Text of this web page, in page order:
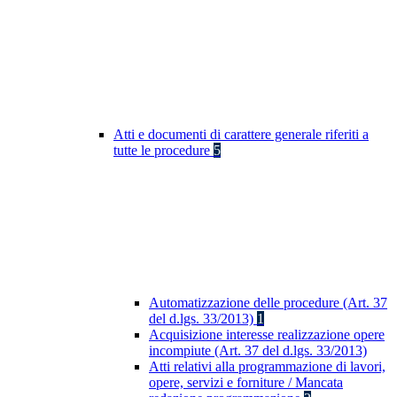
Atti e documenti di carattere generale riferiti a
tutte le procedure 5
Automatizzazione delle procedure (Art. 37
del d.lgs. 33/2013) 1
Acquisizione interesse realizzazione opere
incompiute (Art. 37 del d.lgs. 33/2013)
Atti relativi alla programmazione di lavori,
opere, servizi e forniture / Mancata